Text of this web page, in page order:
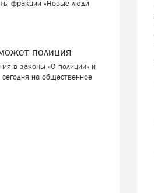
фракции «Новые люди
полиция
в законы «О полиции» и
на общественное